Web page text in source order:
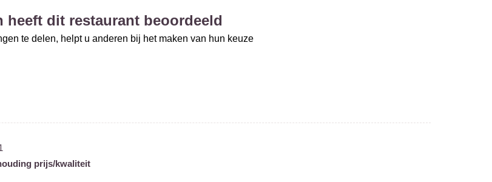
heeft dit restaurant beoordeeld
te delen, helpt u anderen bij het maken van hun keuze
prijs/kwaliteit